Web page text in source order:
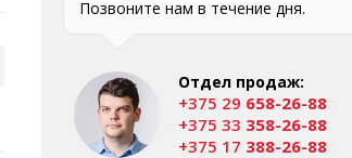
Позвоните нам в течение дня.
Отдел продаж:
+375 29 658-26-88
+375 33 358-26-88
+375 17 388-26-88